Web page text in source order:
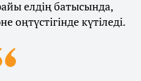
елдің батысында,
оңтүстігінде күтіледі.